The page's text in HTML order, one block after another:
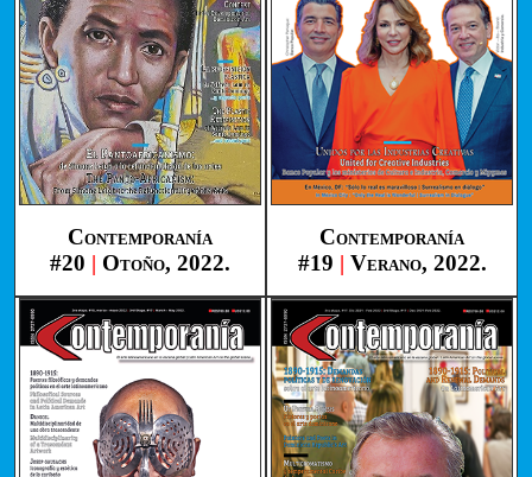
Contemporanía
#20 | Otoño, 2022.
Contemporanía
#19 | Verano, 2022.